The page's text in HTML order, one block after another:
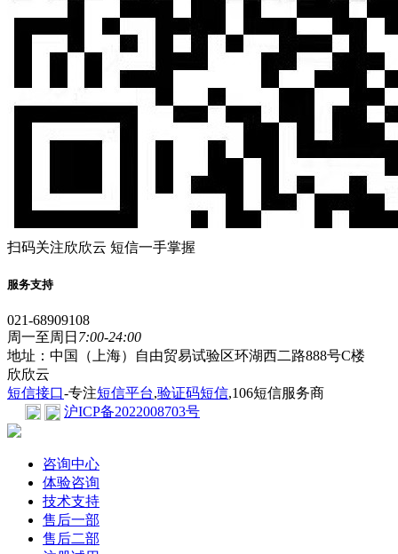
扫码关注欣欣云 短信一手掌握
服务支持
021-68909108
周一至周日 7:00-24:00
地址：中国（上海）自由贸易试验区环湖西二路888号C楼
欣欣云
短信接口-专注短信平台,验证码短信,106短信服务商
沪ICP备2022008703号
咨询中心
体验咨询
技术支持
售后一部
售后二部